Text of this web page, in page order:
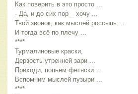
Как поверить в это просто ...
- Да, и до сих пор _ хочу ...
Твой звонок, как мыслей россыпь ...
И тогда всё по плечу ...
****
Турмалиновые краски,
Дерзость утренней зари ...
Приходи, попьём фетяски ...
Вспомним мыслей пузыри ...
****